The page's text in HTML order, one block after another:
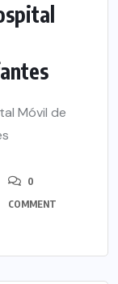
Móvil de
0
COMMENT